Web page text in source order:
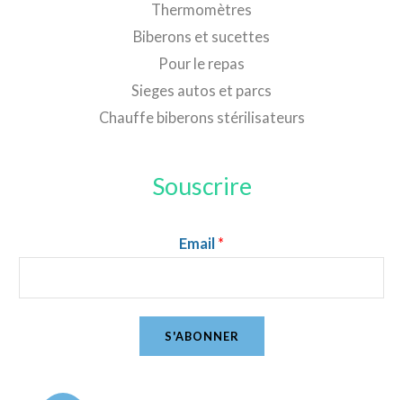
Thermomètres
Biberons et sucettes
Pour le repas
Sieges autos et parcs
Chauffe biberons stérilisateurs
Souscrire
Email *
S'ABONNER